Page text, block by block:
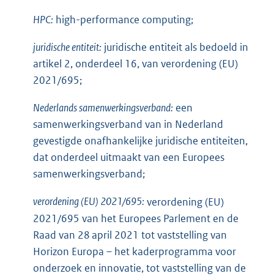
HPC: high-performance computing;
juridische entiteit: juridische entiteit als bedoeld in
artikel 2, onderdeel 16, van verordening (EU)
2021/695;
Nederlands samenwerkingsverband: een
samenwerkingsverband van in Nederland
gevestigde onafhankelijke juridische entiteiten,
dat onderdeel uitmaakt van een Europees
samenwerkingsverband;
verordening (EU) 2021/695: verordening (EU)
2021/695 van het Europees Parlement en de
Raad van 28 april 2021 tot vaststelling van
Horizon Europa – het kaderprogramma voor
onderzoek en innovatie, tot vaststelling van de